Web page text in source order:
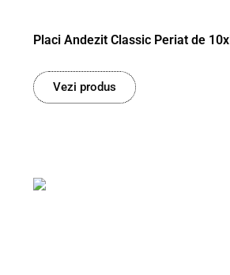
Placi Andezit Classic Periat de
Vezi produs